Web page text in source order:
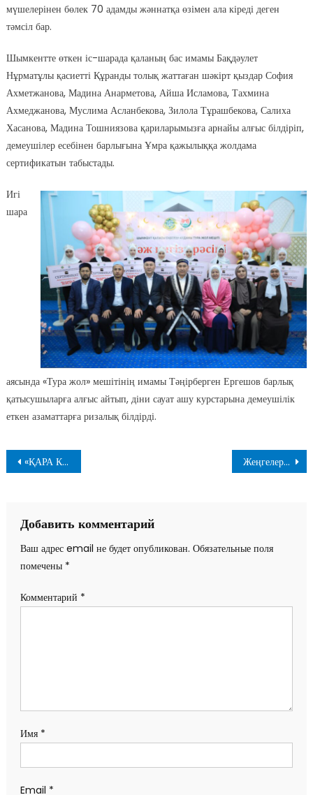
мүшелерінен бөлек 70 адамды жәннатқа өзімен ала кіреді деген
тәмсіл бар.
Шымкентте өткен іс-шарада қаланың бас имамы Бақдәулет
Нұрматұлы қасиетті Құранды толық жаттаған шәкірт қыздар София
Ахметжанова, Мадина Анарметова, Айша Исламова, Тахмина
Ахмеджанова, Муслима Асланбекова, Зилола Тұрашбекова, Салиха
Хасанова, Мадина Тошниязова қариларымызға арнайы алғыс білдіріп,
демеушілер есебінен барлығына Ұмра қажылыққа жолдама
сертификатын табыстады.
Игі
шара
аясында «Тура жол» мешітінің имамы Тәңірберген Ергешов барлық
қатысушыларға алғыс айтып, діни сауат ашу курстарына демеушілік
еткен азаматтарға ризалық білдірді.
Навигация
записям
«ҚАРА КАССА» ОЙНАП, ҰМРАҒА БАРУҒА БОЛА МА? Жеңгелердің «Қол ұстатар» сұрағаны дұрыс па?
Добавить комментарий
Ваш адрес email не будет опубликован. Обязательные поля
помечены *
Комментарий *
Имя *
Email *